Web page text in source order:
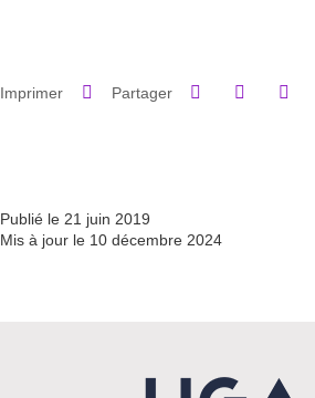
Imprimer Partager Partager sur
Partager
Publié le 21 juin 2019
Mis à jour le 10 décembre 2024